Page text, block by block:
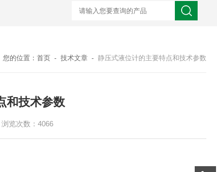
ZW2088卫生型压力变送器 ZW2088通用型压力变送器 ZW2088耐高
您的位置： 首页 - 技术文章 - 静压式液位计的主要特点和技术参数
和技术参数
浏览次数：4066